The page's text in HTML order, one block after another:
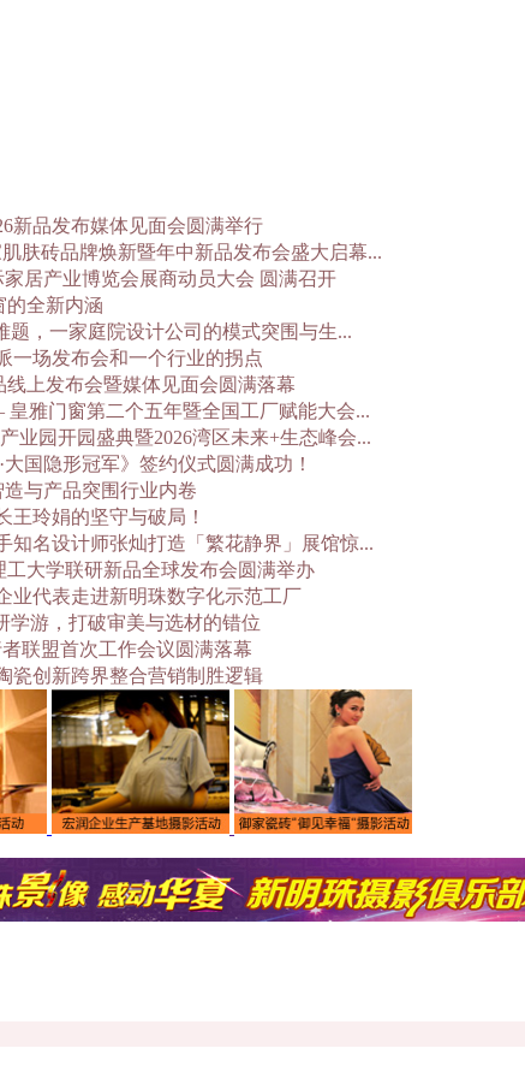
新品发布媒体见面会圆满举行
肤砖品牌焕新暨年中新品发布会盛大启幕...
居产业博览会展商动员大会 圆满召开
的全新内涵
题，一家庭院设计公司的模式突围与生...
场发布会和一个行业的拐点
上发布会暨媒体见面会圆满落幕
雅门窗第二个五年暨全国工厂赋能大会...
业园开园盛典暨2026湾区未来+生态峰会...
国隐形冠军》签约仪式圆满成功！
与产品突围行业内卷
王玲娟的坚守与破局！
知名设计师张灿打造「繁花静界」展馆惊...
大学联研新品全球发布会圆满举办
业代表走进新明珠数字化示范工厂
学游，打破审美与选材的错位
联盟首次工作会议圆满落幕
瓷创新跨界整合营销制胜逻辑